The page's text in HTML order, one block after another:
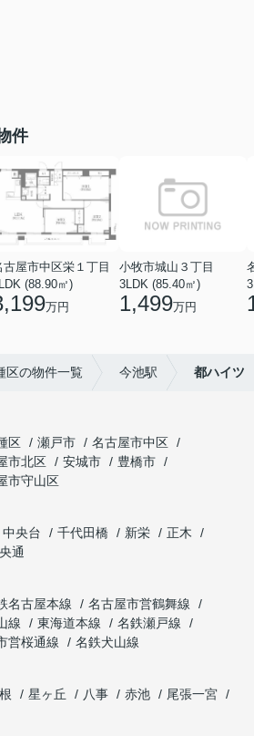
件
古屋市中区栄１丁目
(88.90㎡)
万円
小牧市城山３丁目
3LDK (85.40㎡)
1,499万円
区の物件一覧 今池駅 都ハイツ
区 瀬戸市
名古屋市中区
市北区 安城市
豊橋市
市守山区
中央台 千代田橋 新栄
正木
通
名古屋本線
名古屋市営鶴舞線
線 東海道本線
名鉄瀬戸線
営桜通線
名鉄犬山線
星ヶ丘 八事 赤池
尾張一宮